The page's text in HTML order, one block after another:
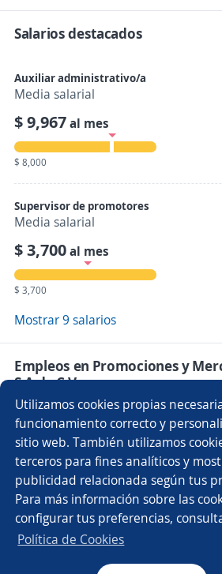
Utilizamos cookies propias
funcionamiento correcto y
sitio web. También utilizamos
terceros para fines analíticos y
publicidad relacionada según tus
Para más información sobre las
configurar tus preferencias,
Política de Cookies
Salarios destacados
Auxiliar administrativo/a
Media salarial
$ 9,967al mes
$ 8,000
Supervisor de promotores
Media salarial
$ 3,700al mes
$ 3,700
Mostrar 9 salarios
Empleos en Promociones y
S.A de C.V.
Evaluar empresa
Copyright 2014 - 2026
/